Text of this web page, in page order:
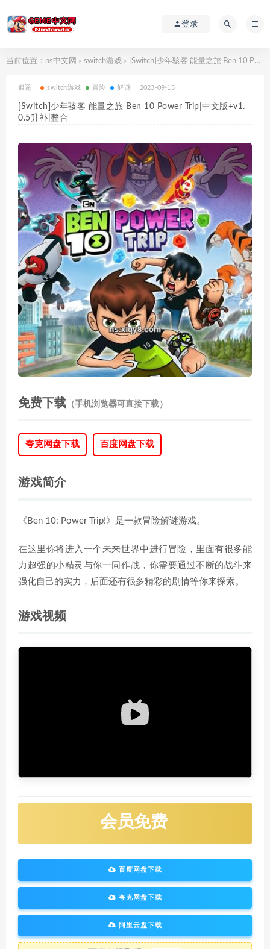
登录
当前位置： ns中文网 > switch游戏 > [Switch]少年骇客 能量之旅 Ben 10 Power Trip|中文版+v1.0.5升补|整合
逍遥 switch游戏 冒险 解谜 2023-09-15
[Switch]少年骇客 能量之旅 Ben 10 Power Trip|中文版+v1.
0.5升补|整合
免费下载 （手机浏览器可直接下载）
夸克网盘下载 百度网盘下载
游戏简介
《Ben 10: Power Trip!》是一款冒险解谜游戏。
在这里你将进入一个未来世界中进行冒险，里面有很多能
力超强的小精灵与你一同作战，你需要通过不断的战斗来
强化自己的实力，后面还有很多精彩的剧情等你来探索。
游戏视频
会员免费
百度网盘下载
夸克网盘下载
阿里云盘下载